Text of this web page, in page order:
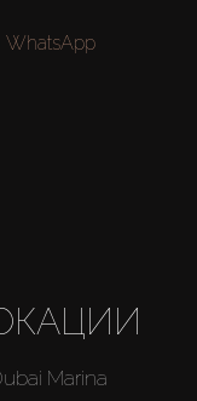
WhatsApp
Marina